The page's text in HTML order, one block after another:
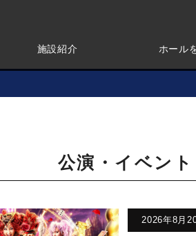
施設紹介 ホール
公演・イベント
2026年8月